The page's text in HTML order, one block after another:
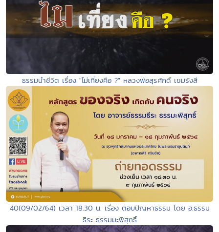
ธรรมนำชีวิต เรื่อง "ไม่เที่ยงคือ ?" หลวงพ่อสุรศักดิ์ เขมรังสี
40(09/02/64) เวลา 18.30 น. เรื่อง ตอบปัญหาธรรม โดย อ.ธรรม
ธีระ ธรรมมะพิสุทธิ์